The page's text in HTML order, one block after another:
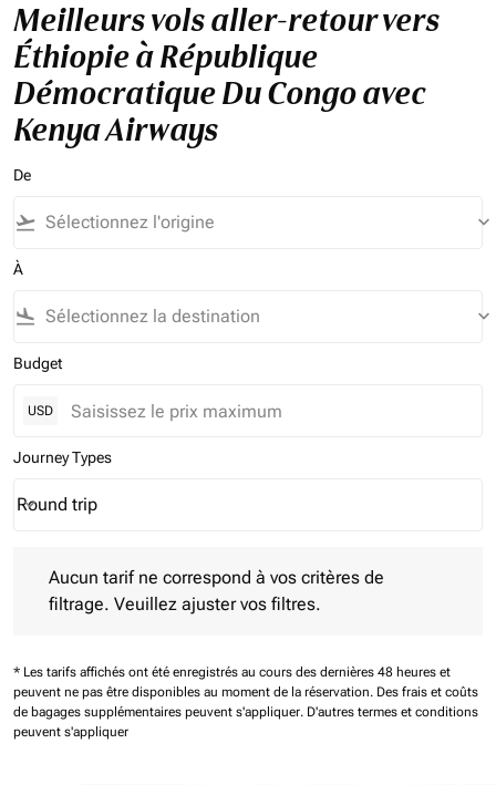
Meilleurs vols aller-retour vers
Éthiopie à République
Démocratique Du Congo avec
Kenya Airways
De
flight_takeoff keyboard_arrow_down
À
flight_land keyboard_arrow_down
Budget
USD
Journey Types
Journey Types option Round trip Selected
Round trip
keyboard_arrow_down
Aucun tarif ne correspond à vos critères de
filtrage. Veuillez ajuster vos filtres.
* Les tarifs affichés ont été enregistrés au cours des dernières 48 heures et
peuvent ne pas être disponibles au moment de la réservation. Des frais et coûts
de bagages supplémentaires peuvent s'appliquer. D'autres termes et conditions
peuvent s'appliquer